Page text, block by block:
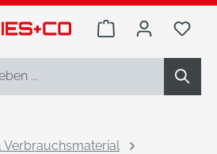
Warenkorb Du
Verbrauchsmaterial